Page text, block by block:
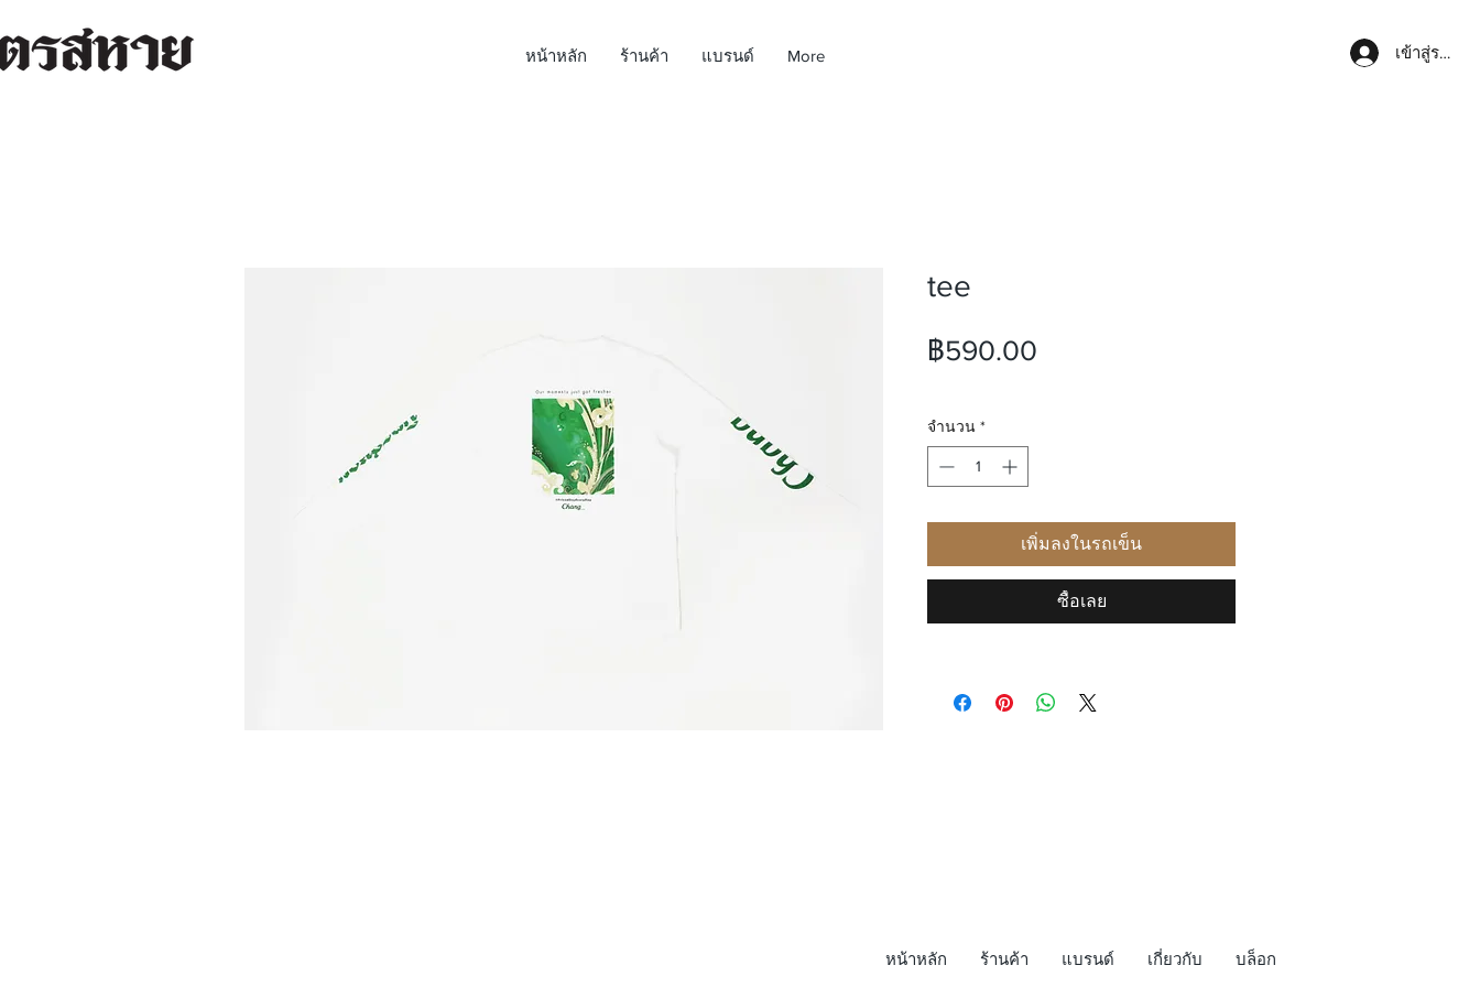
หน้าหลัก ร้านค้า แบรนด์ More เข้าสู่ระบบ
tee
฿590.00
จำนวน *
เพิ่มลงในรถเข็น
ซื้อเลย
หน้าหลัก ร้านค้า แบรนด์ เกี่ยวกับ บล็อก